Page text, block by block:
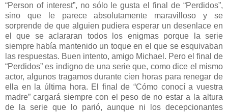
“Person of interest”, no sólo le gusta el final de “Perdidos”,
sino que le parece absolutamente maravilloso y se
sorprende de que alguien pudiera esperar un desenlace en
el que se aclararan todos los enigmas porque la serie
siempre había mantenido un toque en el que se esquivaban
las respuestas. Buen intento, amigo Michael. Pero el final de
“Perdidos” es indigno de una serie que, como dice el mismo
actor, algunos tragamos durante cien horas para renegar de
ella en la última hora. El final de “Cómo conocí a vuestra
madre” cargará siempre con el peso de no estar a la altura
de la serie que lo parió, aunque ni los decepcionantes